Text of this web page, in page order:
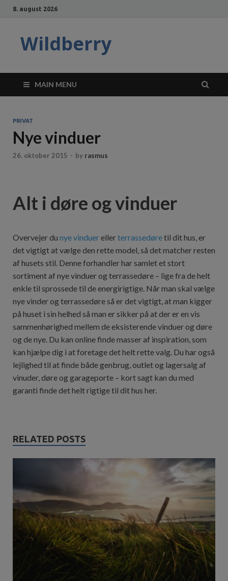
8. august 2026
Wildberry
MAIN MENU
PRIVAT
Nye vinduer
26. oktober 2015 - by rasmus
Alt i døre og vinduer
Overvejer du nye vinduerellerterrassedøretil dit hus, er
det vigtigt at vælge den rette model, så det matcher resten
af husets stil. Denne forhandler har samlet et stort
sortiment af nye vinduer og terrassedøre – lige fra de helt
enkle til sprossede til de energirigtige. Når man skal vælge
nye vinder og terrassedøre så er det vigtigt, at man kigger
på huset i sin helhed så man er sikker på at der er en vis
sammenhørighed mellem de eksisterende vinduer og døre
og de nye. Du kan online finde masser af inspiration, som
kan hjælpe dig i at foretage det helt rette valg. Du har også
lejlighed til at finde både genbrug, outlet og lagersalg af
vinuder, døre og garageporte – kort sagt kan du med
garanti finde det helt rigtige til dit hus her.
RELATED POSTS